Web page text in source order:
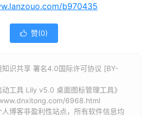
b970435
 赞(0)
知识共享 署名4.0国际许可协议 [BY-
工具 Lily v5.0 桌面图标管理工具》
6968.html
博客非盈利性站点，所有软件信息均